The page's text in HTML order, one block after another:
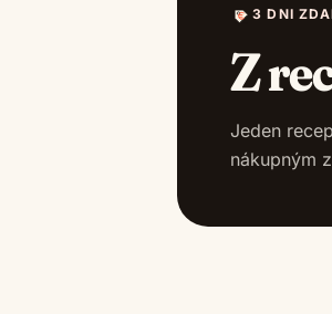
3 DNI
Z
Jeden
nákupným